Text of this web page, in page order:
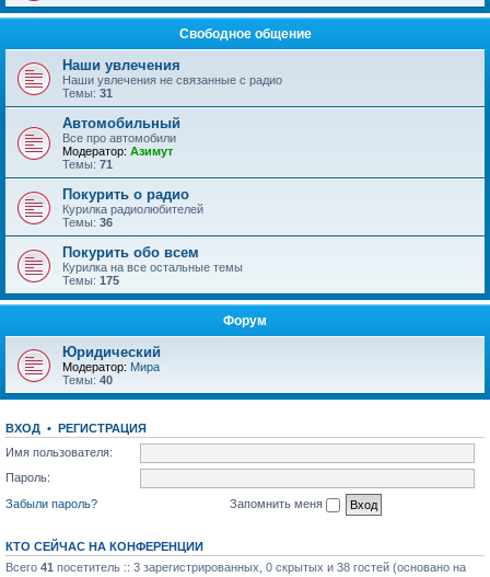
Свободное общение
Наши увлечения
Наши увлечения не связанные с радио
Темы: 31
Автомобильный
Все про автомобили
Модератор: Азимут
Темы: 71
Покурить о радио
Курилка радиолюбителей
Темы: 36
Покурить обо всем
Курилка на все остальные темы
Темы: 175
Форум
Юридический
Модератор: Мира
Темы: 40
ВХОД • РЕГИСТРАЦИЯ
Имя пользователя:
Пароль:
Забыли пароль?
Запомнить меня
КТО СЕЙЧАС НА КОНФЕРЕНЦИИ
Всего 41 посетитель :: 3 зарегистрированных, 0 скрытых и 38 гостей (основано на